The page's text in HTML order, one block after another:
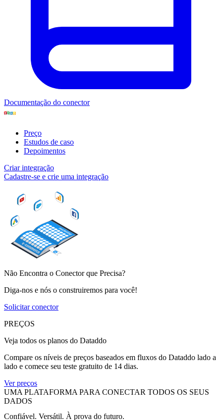
Documentação do conector
Preço
Estudos de caso
Depoimentos
Criar integração
Cadastre-se e crie uma integração
Não Encontra o Conector que Precisa?
Diga-nos e nós o construiremos para você!
Solicitar conector
PREÇOS
Veja todos os planos do Dataddo
Compare os níveis de preços baseados em fluxos do Dataddo lado a
lado e comece seu teste gratuito de 14 dias.
Ver preços
UMA PLATAFORMA PARA CONECTAR TODOS OS SEUS
DADOS
Confiável. Versátil. À prova do futuro.